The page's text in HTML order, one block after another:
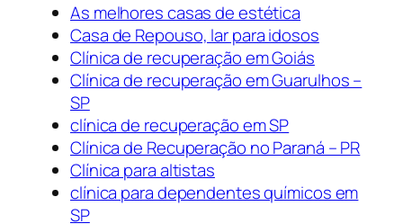
As melhores casas de estética
Casa de Repouso, lar para idosos
Clínica de recuperação em Goiás
Clínica de recuperação em Guarulhos –
SP
clínica de recuperação em SP
Clínica de Recuperação no Paraná – PR
Clínica para altistas
clínica para dependentes químicos em
SP